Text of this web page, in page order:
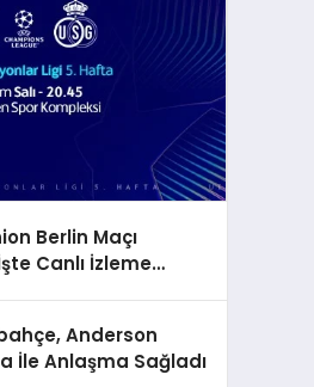
Berlin Maçı
Canlı İzleme
Anderson
İle Anlaşma Sağladı